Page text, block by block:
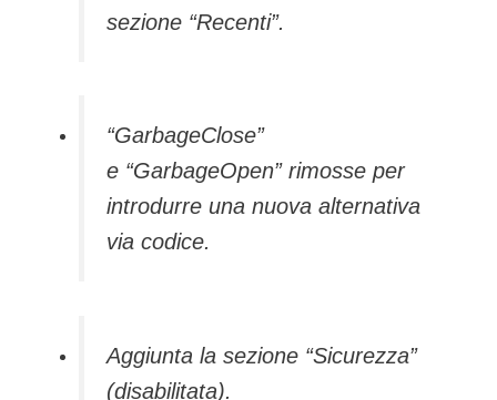
sezione “Recenti”.
“GarbageClose”
e “GarbageOpen” rimosse per
introdurre una nuova alternativa
via codice.
Aggiunta la sezione “Sicurezza”
(disabilitata).